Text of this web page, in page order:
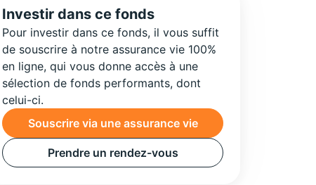
Investir dans ce fonds
Pour investir dans ce fonds, il vous suffit
de souscrire à notre assurance vie 100%
en ligne, qui vous donne accès à une
sélection de fonds performants, dont
celui-ci.
Souscrire via une assurance vie
Prendre un rendez-vous